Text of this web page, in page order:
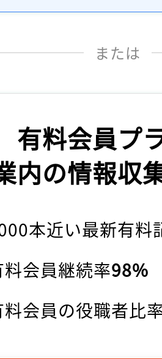
または
有料会員プ
内の情報収
本近い最新有料
料会員継続率98%
料会員の役職者比